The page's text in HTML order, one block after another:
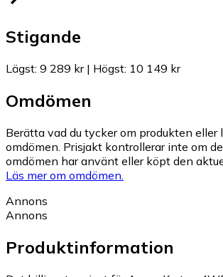
Stigande
Lägst: 9 289 kr| Högst: 10 149 kr
Omdömen
Berätta vad du tycker om produkten eller
omdömen. Prisjakt kontrollerar inte om
omdömen har använt eller köpt den
Läs mer om omdömen.
Annons
Annons
Produktinformation